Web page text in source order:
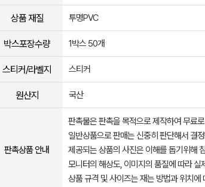
상품 재질 투명PVC
박스포장수량 1박스 50개
스티커/라벨지 스티커
원산지 국산
판촉상품 안내
판촉물은 판촉을 목적으로 제작하여 무료
일반상품으로 판매는 신중히 판단해서 결
제공되는 상품의 사진은 이해를 돕기위해
모니터의 해상도, 이미지의 품질에 따라
상품 규격 및 사이즈는 재는 방법과 위치